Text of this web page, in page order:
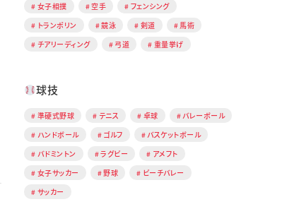
女子相撲
空手
フェンシング
トランポリン
競泳 剣道
馬術
チアリーディング
弓道 重量挙げ
球技
準硬式野球 テニス 卓球
バレーボール
ハンドボール
ゴルフ
バスケットボール
バドミントン
ラグビー
アメフト
女子サッカー
野球
ビーチバレー
サッカー